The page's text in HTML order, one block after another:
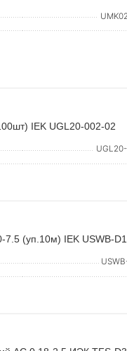
IEK UGL20-002-02
(уп.10м) IEK USWB-